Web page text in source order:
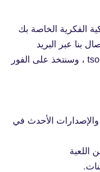
الفكرية الخاصة بك
بنا عبر البريد
الإلكتروني tsoml.v17@gmail.com ، وسنتخذ على الفور
• أداة GFX لا تدعم Android 11 والإصدارات الأحدث في
اللعبة